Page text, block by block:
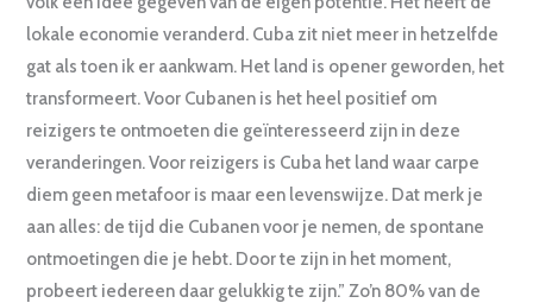
lokale economie veranderd. Cuba zit niet meer in hetzelfde
gat als toen ik er aankwam. Het land is opener geworden, het
transformeert. Voor Cubanen is het heel positief om
reizigers te ontmoeten die geïnteresseerd zijn in deze
veranderingen. Voor reizigers is Cuba het land waar carpe
diem geen metafoor is maar een levenswijze. Dat merk je
aan alles: de tijd die Cubanen voor je nemen, de spontane
ontmoetingen die je hebt. Door te zijn in het moment,
probeert iedereen daar gelukkig te zijn.” Zo’n 80% van de